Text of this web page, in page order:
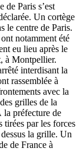
de Paris s’est
Un cortège
le centre de Paris.
notamment été
eu lieu après le
à Montpellier.
interdisant la
rassemblée à
avec la
grilles de la
la préfecture de
tirées par les forces
la grille. Un
de France à